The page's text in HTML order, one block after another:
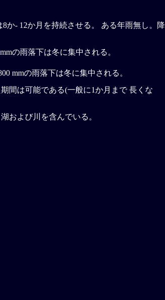
か- 12か月を持続させる。 ある年雨無し。降
の雨落下は冬に集中される。
mmの雨落下は冬に集中される。
間は可能である(一般に1か月まで 長くな
および川を含んでいる。